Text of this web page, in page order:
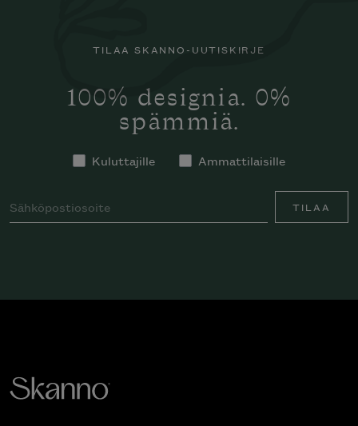
TILAA SKANNO-UUTISKIRJE
100% designia. 0%
spämmiä.
Kuluttajille Ammattilaisille
TILAA